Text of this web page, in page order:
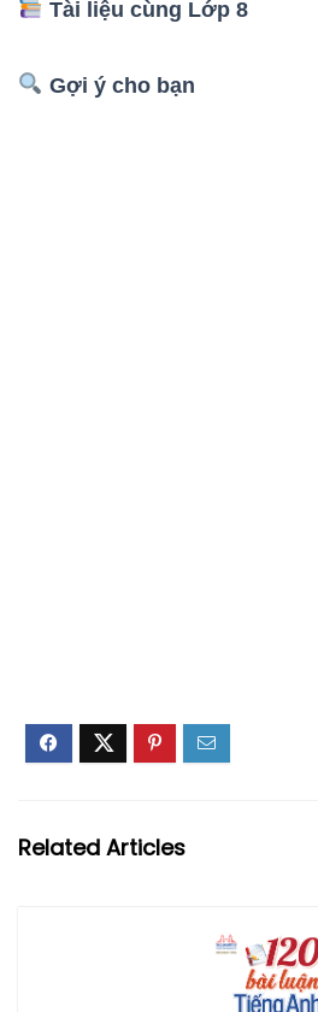
Tài liệu cùng Lớp 8
Gợi ý cho bạn
Related Articles